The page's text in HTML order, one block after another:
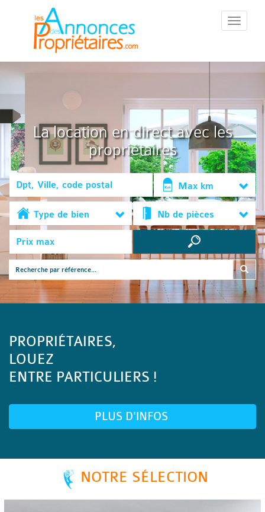
::Menu::
La location en direct avec les
propriétaires
Max km
Type de bien Nb de pièces
PROPRIÉTAIRES,
LOUEZ
ENTRE PARTICULIERS !
PLUS D'INFOS
NOTRE SÉLECTION